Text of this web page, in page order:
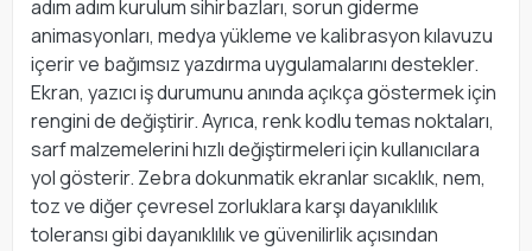
adım adım kurulum sihirbazları, sorun giderme
animasyonları, medya yükleme ve kalibrasyon kılavuzu
içerir ve bağımsız yazdırma uygulamalarını destekler.
Ekran, yazıcı iş durumunu anında açıkça göstermek için
rengini de değiştirir. Ayrıca, renk kodlu temas noktaları,
sarf malzemelerini hızlı değiştirmeleri için kullanıcılara
yol gösterir. Zebra dokunmatik ekranlar sıcaklık, nem,
toz ve diğer çevresel zorluklara karşı dayanıklılık
toleransı gibi dayanıklılık ve güvenilirlik açısından